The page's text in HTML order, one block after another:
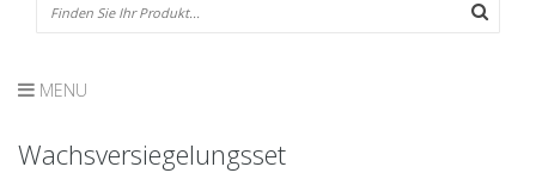
MENU
Wachsversiegelungsset